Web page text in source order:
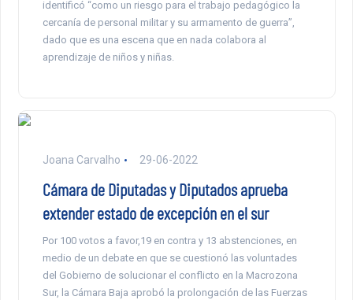
identificó “como un riesgo para el trabajo pedagógico la
cercanía de personal militar y su armamento de guerra”,
dado que es una escena que en nada colabora al
aprendizaje de niños y niñas.
Joana Carvalho 29-06-2022
Cámara de Diputadas y Diputados aprueba
extender estado de excepción en el sur
Por 100 votos a favor,19 en contra y 13 abstenciones, en
medio de un debate en que se cuestionó las voluntades
del Gobierno de solucionar el conflicto en la Macrozona
Sur, la Cámara Baja aprobó la prolongación de las Fuerzas